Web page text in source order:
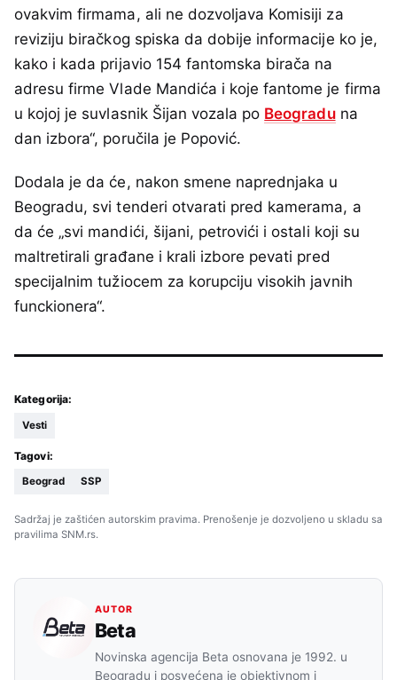
ovakvim firmama, ali ne dozvoljava Komisiji za
reviziju biračkog spiska da dobije informacije ko je,
kako i kada prijavio 154 fantomska birača na
adresu firme Vlade Mandića i koje fantome je firma
u kojoj je suvlasnik Šijan vozala po Beograduna
dan izbora“, poručila je Popović.
Dodala je da će, nakon smene naprednjaka u
Beogradu, svi tenderi otvarati pred kamerama, a
da će „svi mandići, šijani, petrovići i ostali koji su
maltretirali građane i krali izbore pevati pred
specijalnim tužiocem za korupciju visokih javnih
funckionera“.
Kategorija:
Vesti
Tagovi:
Beograd SSP
Sadržaj je zaštićen autorskim pravima. Prenošenje je dozvoljeno u skladu sa
pravilima SNM.rs.
AUTOR
Beta
Novinska agencija Beta osnovana je 1992. u
Beogradu i posvećena je objektivnom i